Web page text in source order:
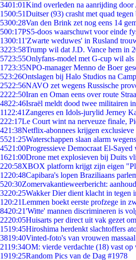
3401:01Kind overleden na aanrijding
1500:51Duitser (93) crasht met quad
5300:28Van den Brink zet nog eens 14
500:17PS5-doos waarschuwt voor einde
1300:11'Zwarte weduwes' in Rusland
3223:58Trump wil dat J.D. Vance hem in
5723:55Onlyfans-model met G-cup wil als
1723:35NPO-manager Menno de Boer
523:26Ontslagen bij Halo Studios na
2522:56NAVO zet wegens Russische
2222:50Iran en Oman eens over route
4822:46Israël meldt dood twee militairen
11 22:41 Zangeres en Idols-jurylid Jerney
222:17Le Court wint na nerveuze finale,
421:38Netflix-abonnees krijgen
5521:25Waterschappen slaan alarm
4521:00Progressieve Democraat El-
1621:00Drone met explosieven bij Duits
220:58XBOX platform krijgt zijn eigen
1220:48Capibara's lopen Braziliaans
520:30Zomervakantieweerbericht:
3220:25Wakker Dier dient klacht in tegen
1 20:21Lemmen boekt eerste profzege in
8420:21'Witte' mannen discrimineren is
2220:05Huisarts per direct uit vak gezet
1519:45Hiroshima herdenkt slachtoffers
3819:40Vinted-foto's van vrouwen
2119:34OM: vierde verdachte (18) vast op
1919:25Random Pics van de Dag #1978